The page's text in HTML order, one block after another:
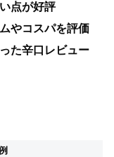
点が好評
やコスパを評価
た辛口レビュー